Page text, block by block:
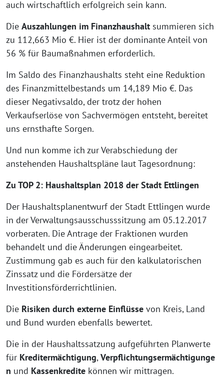
auch wirtschaftlich erfolgreich sein kann.
Die Auszahlungen im Finanzhaushalt summieren sich
zu 112,663 Mio €. Hier ist der dominante Anteil von
56 % für Baumaßnahmen erforderlich.
Im Saldo des Finanzhaushalts steht eine Reduktion
des Finanzmittelbestands um 14,189 Mio €. Das
dieser Negativsaldo, der trotz der hohen
Verkaufserlöse von Sachvermögen entsteht, bereitet
uns ernsthafte Sorgen.
Und nun komme ich zur Verabschiedung der
anstehenden Haushaltspläne laut Tagesordnung:
Zu TOP 2: Haushaltsplan 2018 der Stadt Ettlingen
Der Haushaltsplanentwurf der Stadt Ettlingen wurde
in der Verwaltungsausschusssitzung am 05.12.2017
vorberaten. Die Antrage der Fraktionen wurden
behandelt und die Änderungen eingearbeitet.
Zustimmung gab es auch für den kalkulatorischen
Zinssatz und die Fördersätze der
Investitionsförderrichtlinien.
Die Risiken durch externe Einflüsse von Kreis, Land
und Bund wurden ebenfalls bewertet.
Die in der Haushaltssatzung aufgeführten Planwerte
für Kreditermächtigung,Verpflichtungsermächtigunge
n und Kassenkredite können wir mittragen.